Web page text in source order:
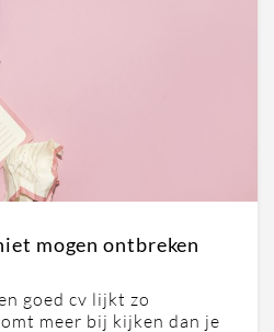
mogen ontbreken
goed cv lijkt zo
meer bij kijken dan je